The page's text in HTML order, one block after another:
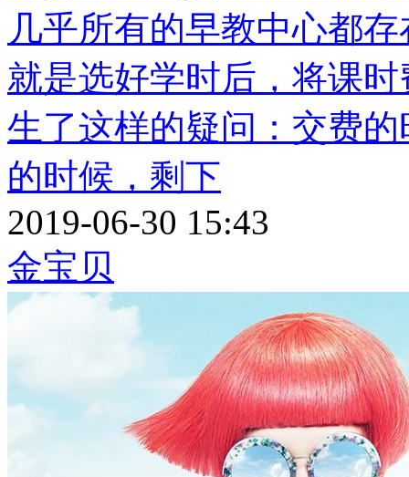
几乎所有的早教中心都
就是选好学时后，将课
生了这样的疑问：交费
的时候，剩下
2019-06-30 15:43
金宝贝